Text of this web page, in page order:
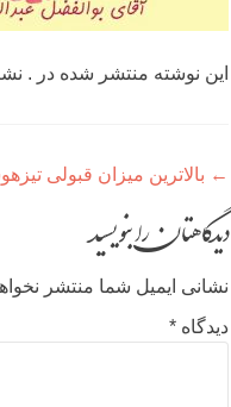
این نوشته منتشر شده در .
راهبری
نوشته
← بالاترین میزان قبولی
دیدگاهتان را بنویسید
نشانی ایمیل شما منتشر
دیدگاه *